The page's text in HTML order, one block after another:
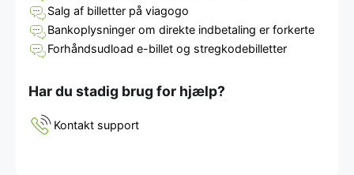
Salg af billetter på viagogo
Bankoplysninger om direkte indbetaling er forkerte
Forhåndsudload e-billet og stregkodebilletter
Har du stadig brug for hjælp?
Kontakt support